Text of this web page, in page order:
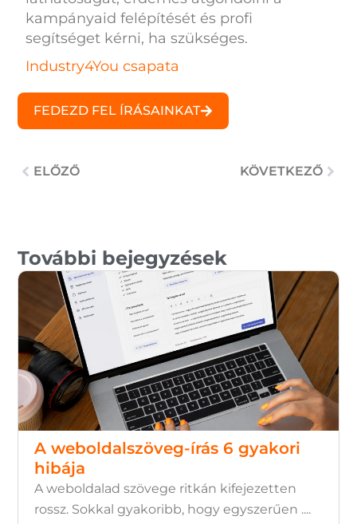
kampányaid felépítését és profi
segítséget kérni, ha szükséges.
Industry4You csapata
FEDEZD FEL ÍRÁSAINKAT
Előző
ELŐZŐ KÖVETKEZŐ
További bejegyzések
A weboldalszöveg-írás 6 gyakori
hibája
A weboldalad szövege ritkán kifejezetten
rossz. Sokkal gyakoribb, hogy egyszerűen ....